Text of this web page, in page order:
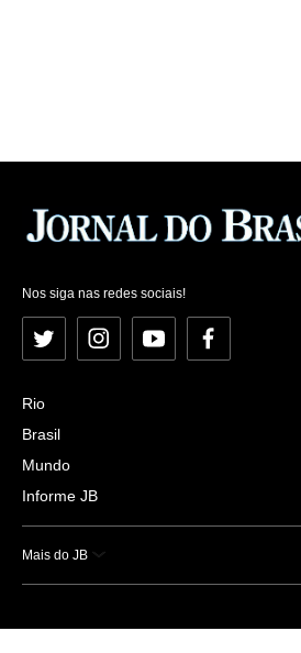
Nos siga nas redes sociais!
Twitter InstagramYouTubeFacebook
Rio
Brasil
Mundo
Informe JB
Mais do JB
Esportes